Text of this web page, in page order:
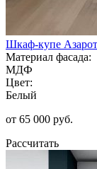
Шкаф-купе Азарот
Материал фасада:
МДФ
Цвет:
Белый
от 65 000 руб.
Рассчитать